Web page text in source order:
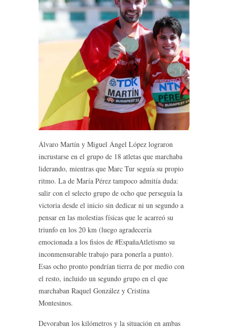
Álvaro Martín y Miguel Ángel López lograron
incrustarse en el grupo de 18 atletas que marchaba
liderando, mientras que Marc Tur seguía su propio
ritmo. La de María Pérez tampoco admitía duda:
salir con el selecto grupo de ocho que perseguía la
victoria desde el inicio sin dedicar ni un segundo a
pensar en las molestias físicas que le acarreó su
triunfo en los 20 km (luego agradecería
emocionada a los fisios de #EspañaAtletismo su
inconmensurable trabajo para ponerla a punto).
Esas ocho pronto pondrían tierra de por medio con
el resto, incluido un segundo grupo en el que
marchaban Raquel González y Cristina
Montesinos.
Devoraban los kilómetros y la situación en ambas